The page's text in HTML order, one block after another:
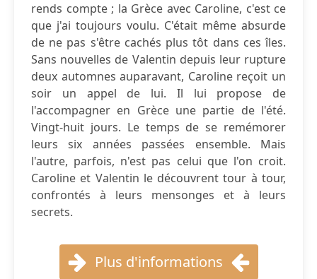
rends compte ; la Grèce avec Caroline, c'est ce
que j'ai toujours voulu. C'était même absurde
de ne pas s'être cachés plus tôt dans ces îles.
Sans nouvelles de Valentin depuis leur rupture
deux automnes auparavant, Caroline reçoit un
soir un appel de lui. Il lui propose de
l'accompagner en Grèce une partie de l'été.
Vingt-huit jours. Le temps de se remémorer
leurs six années passées ensemble. Mais
l'autre, parfois, n'est pas celui que l'on croit.
Caroline et Valentin le découvrent tour à tour,
confrontés à leurs mensonges et à leurs
secrets.
Plus d'informations